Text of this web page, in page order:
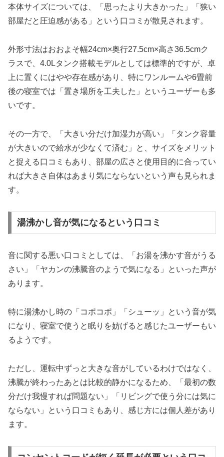
本体サイズについては、「思ったより大きかった」「狭い
部屋だと圧迫感がある」という口コミが散見されます。
外形寸法はおおよそ幅24cm×奥行27.5cm×高さ36.5cmク
ラスで、4.0Lタンク搭載モデルとしては標準的ですが、卓
上に置くにはやや存在感があり、特にワンルームや6畳前
後の寝室では「置き場所を工夫した」というユーザーも多
いです。
その一方で、「大きい分だけ加湿力が高い」「タンク容量
が大きいので給水が少なくて済む」と、サイズをメリット
と捉える口コミもあり、部屋の広さと使用目的に合ってい
れば大きさ自体はあまり気にならないという声も見られま
す。
湯沸かし音が気になるという口コミ
音に関する悪い口コミとしては、「お湯を沸かす音がうる
さい」「ヤカンの沸騰音のようで気になる」といった声が
あります。
特に湯沸かし時の「コポコポ」「シューッ」という音が気
になり、寝室で使うと眠りを妨げると感じたユーザーもい
るようです。
ただし、運転中ずっと大きな音がしているわけではなく、
沸騰が終わったあとは比較的静かになるため、「最初の数
分だけ我慢すれば問題ない」「リビングで使う分には気に
ならない」という口コミもあり、感じ方には個人差があり
ます。